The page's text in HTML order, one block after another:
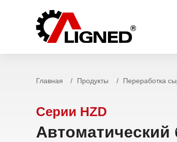
Главная Продукты Переработка
Cерии HZD